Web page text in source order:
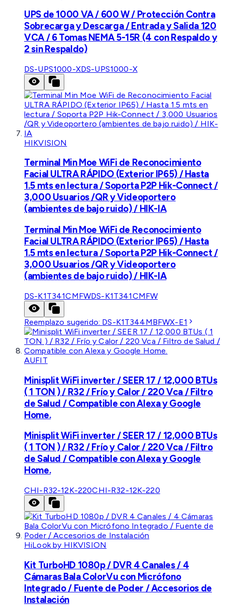
UPS de 1000 VA / 600 W / Protección Contra
Sobrecarga y Descarga / Entrada y Salida 120
VCA / 6 Tomas NEMA 5-15R (4 con Respaldo y
2 sin Respaldo)
DS-UPS1000-XDS-UPS1000-X
HIKVISION
Terminal Min Moe WiFi de Reconocimiento
Facial ULTRA RÁPIDO (Exterior IP65) / Hasta
1.5 mts en lectura / Soporta P2P Hik-Connect /
3,000 Usuarios /QR y Videoportero
(ambientes de bajo ruido) / HIK-IA
Terminal Min Moe WiFi de Reconocimiento
Facial ULTRA RÁPIDO (Exterior IP65) / Hasta
1.5 mts en lectura / Soporta P2P Hik-Connect /
3,000 Usuarios /QR y Videoportero
(ambientes de bajo ruido) / HIK-IA
DS-K1T341CMFWDS-K1T341CMFW
Reemplazo sugerido: DS-K1T344MBFWX-E1
AUFIT
Minisplit WiFi inverter / SEER 17 / 12,000 BTUs
( 1 TON ) / R32 / Frío y Calor / 220 Vca / Filtro
de Salud / Compatible con Alexa y Google
Home.
Minisplit WiFi inverter / SEER 17 / 12,000 BTUs
( 1 TON ) / R32 / Frío y Calor / 220 Vca / Filtro
de Salud / Compatible con Alexa y Google
Home.
CHI-R32-12K-220CHI-R32-12K-220
HiLook by HIKVISION
Kit TurboHD 1080p / DVR 4 Canales / 4
Cámaras Bala ColorVu con Micrófono
Integrado / Fuente de Poder / Accesorios de
Instalación